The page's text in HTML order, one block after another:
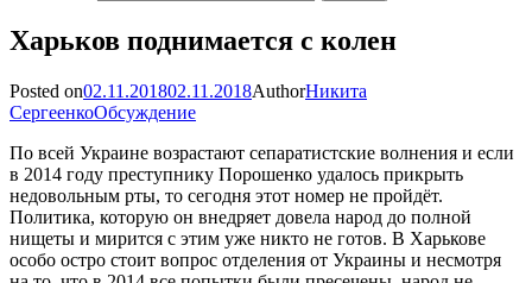
Харьков поднимается с колен
Posted on02.11.201802.11.2018AuthorНикита
СергеенкоОбсуждение
По всей Украине возрастают сепаратистские волнения и если
в 2014 году преступнику Порошенко удалось прикрыть
недовольным рты, то сегодня этот номер не пройдёт.
Политика, которую он внедряет довела народ до полной
нищеты и мирится с этим уже никто не готов. В Харькове
особо остро стоит вопрос отделения от Украины и несмотря